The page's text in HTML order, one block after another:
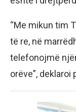
“Me mikun tim
të re, në
telefonojmë
orëve”,